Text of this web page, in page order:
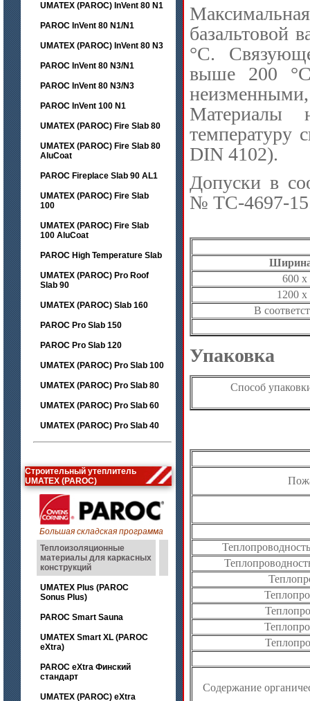
UMATEX (PAROC) InVent 80 N1
PAROC InVent 80 N1/N1
UMATEX (PAROC) InVent 80 N3
PAROC InVent 80 N3/N1
PAROC InVent 80 N3/N3
PAROC InVent 100 N1
UMATEX (PAROC) Fire Slab 80
UMATEX (PAROC) Fire Slab 80
AluCoat
PAROC Fireplace Slab 90 AL1
UMATEX (PAROC) Fire Slab
100
UMATEX (PAROC) Fire Slab
100 AluCoat
PAROC High Temperature Slab
UMATEX (PAROC) Pro Roof
Slab 90
UMATEX (PAROC) Slab 160
PAROC Pro Slab 150
PAROC Pro Slab 120
UMATEX (PAROC) Pro Slab 100
UMATEX (PAROC) Pro Slab 80
UMATEX (PAROC) Pro Slab 60
UMATEX (PAROC) Pro Slab 40
Строительный утеплитель
UMATEX (PAROC)
Большая складская программа
Теплоизоляционные
материалы для каркасных
конструкций
UMATEX Plus (PAROC
Sonus Plus)
PAROC Smart Sauna
UMATEX Smart XL (PAROC
eXtra)
PAROC eXtra Финский
стандарт
UMATEX (PAROC) eXtra
базальтовой
°C.
выше 200
Материалы
температуру
DIN 4102).
Допуски в
№ ТС-4697-
600 x
1200
В
Упаковка
Способ
Содержание